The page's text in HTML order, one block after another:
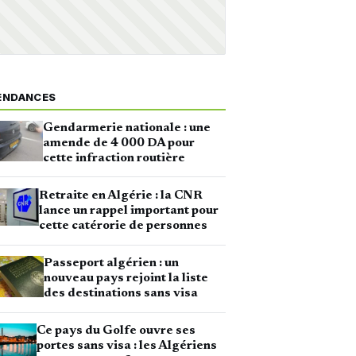
Gendarmerie nationale : une
amende de 4 000 DA pour
cette infraction routière
Retraite en Algérie : la CNR
lance un rappel important pour
cette catérorie de personnes
Passeport algérien : un
nouveau pays rejoint la liste
des destinations sans visa
Ce pays du Golfe ouvre ses
portes sans visa : les Algériens